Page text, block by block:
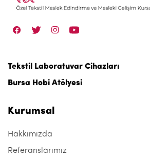
Tekstil Laboratuvar Cihazları
Bursa Hobi Atölyesi
Kurumsal
Hakkımızda
Referanslarımız